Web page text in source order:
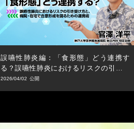
誤嚥性肺炎編：「食形態」どう連携す
る？誤嚥性肺炎におけるリスクの引き受
け方と、病院・在宅で合意形成を図るた
2026/04/02